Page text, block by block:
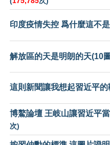
印度疫情失控 爲什麼這不
解放區的天是明朗的天(10
這則新聞讓我想起習近平的
博鰲論壇 王岐山讓習近平
次)